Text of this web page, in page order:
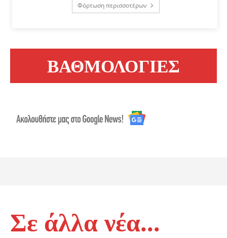
Φόρτωση περισσοτέρων
ΒΑΘΜΟΛΟΓΙΕΣ
Σε άλλα νέα...